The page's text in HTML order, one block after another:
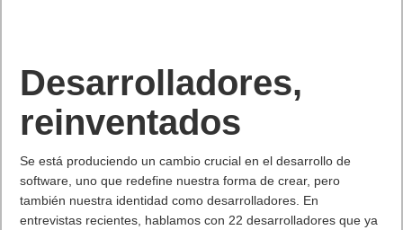
Desarrolladores,
reinventados
Se está produciendo un cambio crucial en el desarrollo de
software, uno que redefine nuestra forma de crear, pero
también nuestra identidad como desarrolladores. En
entrevistas recientes, hablamos con 22 desarrolladores que ya